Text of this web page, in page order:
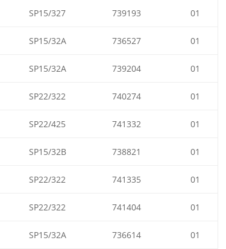
SP15/327 739193 01
SP15/32A 736527 01
SP15/32A 739204 01
SP22/322 740274 01
SP22/425 741332 01
SP15/32B 738821 01
SP22/322 741335 01
SP22/322 741404 01
SP15/32A 736614 01